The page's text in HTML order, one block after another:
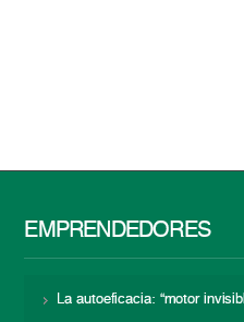
EMPRENDEDORES
La autoeficacia: “motor